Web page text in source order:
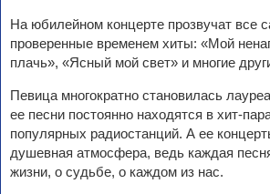
На юбилейном концерте прозвучат
проверенные временем хиты: «Мой
плачь», «Ясный мой свет» и многие
Певица многократно становилась
ее песни постоянно находятся в хит-
популярных радиостанций. А ее
душевная атмосфера, ведь каждая
жизни, о судьбе, о каждом из нас.